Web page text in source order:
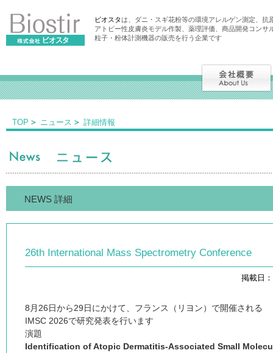
ビオスタは、ダニ・スギ花粉等の環境アレルゲン測定、抗
アトピー性皮膚炎モデル作製、薬理評価、商品開発コンサ
粒子・粉体計測機器の販売を行う企業です
TOP ニュース 詳細情報
NEWS 詳細
26th International Mass Spectrometry Conference
掲載日
8月26日から29日にかけて、フランス（リヨン）で開催される
IMSC 2026で研究発表を行います
演題
Identification of Atopic Dermatitis-Associated Small